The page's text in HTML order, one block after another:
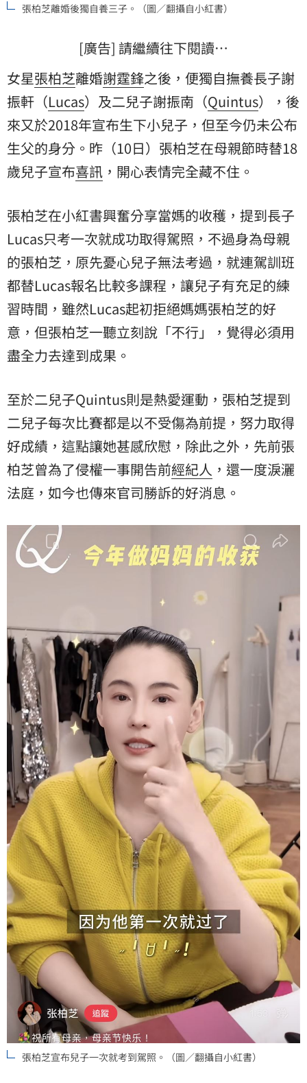
張柏芝離婚後獨自養三子。（圖／翻攝自小紅書）
[廣告] 請繼續往下閱讀…
女星張柏芝離婚謝霆鋒之後，便獨自撫養長子謝
振軒（Lucas）及二兒子謝振南（Quintus），後
來又於2018年宣布生下小兒子，但至今仍未公布
生父的身分。昨（10日）張柏芝在母親節時替18
歲兒子宣布喜訊 ，開心表情完全藏不住。
張柏芝在小紅書興奮分享當媽的收穫，提到長子
Lucas只考一次就成功取得駕照，不過身為母親
的張柏芝，原先憂心兒子無法考過，就連駕訓班
都替Lucas報名比較多課程，讓兒子有充足的練
習時間，雖然Lucas起初拒絕媽媽張柏芝的好
意，但張柏芝一聽立刻說「不行」，覺得必須用
盡全力去達到成果。
至於二兒子Quintus則是熱愛運動，張柏芝提到
二兒子每次比賽都是以不受傷為前提，努力取得
好成績，這點讓她甚感欣慰，除此之外，先前張
柏芝曾為了侵權一事開告前經紀人 ，還一度淚灑
法庭，如今也傳來官司勝訴的好消息。
張柏芝宣布兒子一次就考到駕照。（圖／翻攝自小紅書）